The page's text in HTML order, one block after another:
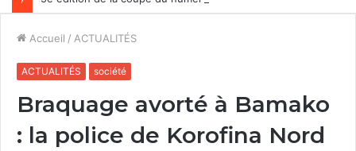
Accueil / ACTUALITÉS
ACTUALITÉS société
Braquage avorté à Bamako
: la police de Korofina Nord